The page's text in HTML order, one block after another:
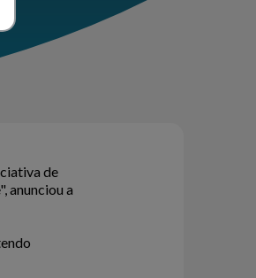
de
anunciou a